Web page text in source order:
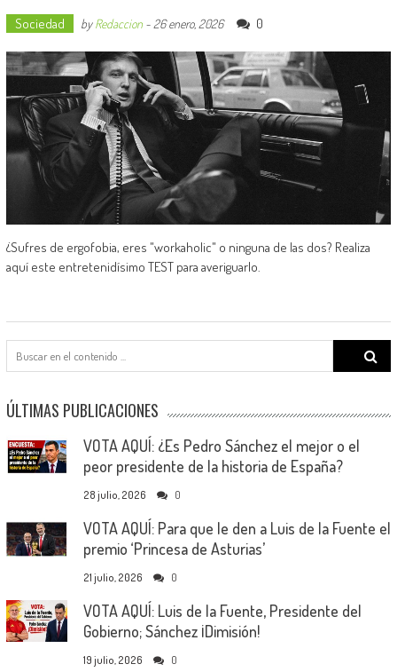
Sociedad byRedaccion- 26 enero, 2026 0
¿Sufres de ergofobia, eres "workaholic" o ninguna de las dos? Realiza
aquí este entretenidísimo TEST para averiguarlo.
Search
for:
ÚLTIMAS PUBLICACIONES
VOTA AQUÍ: ¿Es Pedro Sánchez el mejor o el
peor presidente de la historia de España?
28 julio, 2026 0
VOTA AQUÍ: Para que le den a Luis de la Fuente el
premio ‘Princesa de Asturias’
21 julio, 2026 0
VOTA AQUÍ: Luis de la Fuente, Presidente del
Gobierno; Sánchez ¡Dimisión!
19 julio, 2026 0